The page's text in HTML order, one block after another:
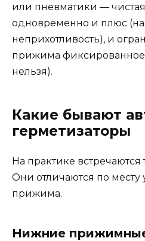
или пневматики —
одновременно и плюс
неприхотливость), и
прижима фиксированное,
нельзя).
Какие бывают
герметизаторы
На практике встречаются
Они отличаются по месту
прижима.
Нижние